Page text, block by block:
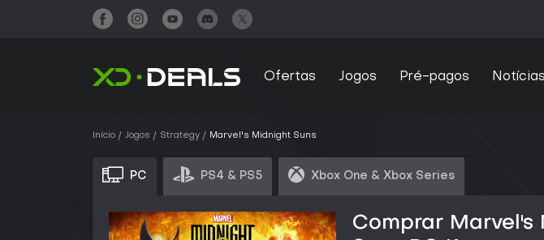
Ofertas Jogos Pré-pagos Notícias
Início Jogos Strategy Marvel's Midnight Suns
PC PS4 & PS5 Xbox One & Xbox Series
Comprar Marvel's